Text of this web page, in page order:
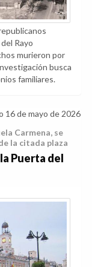
Rayo
murieron por
busca
familiares.
16 de mayo de 2026
Carmena, se
la citada plaza
Puerta del